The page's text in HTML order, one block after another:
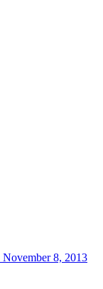
November 8, 2013